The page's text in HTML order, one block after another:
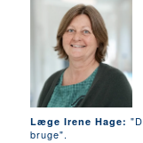
Læge Irene Hage:
bruge".